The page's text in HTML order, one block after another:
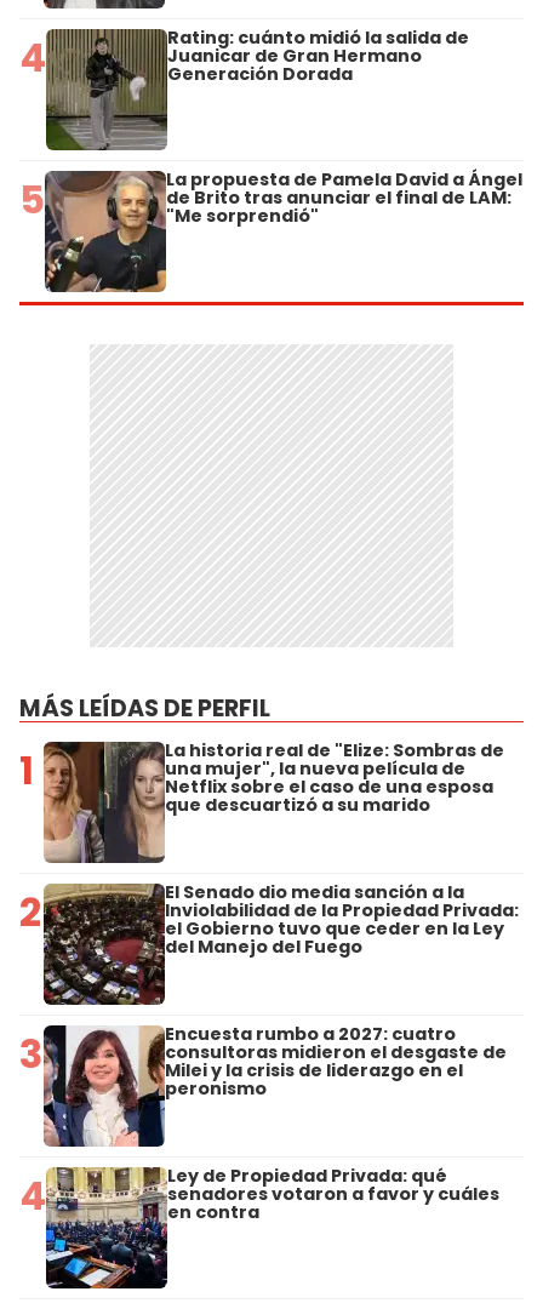
4 Rating: cuánto midió la salida de
Juanicar de Gran Hermano
Generación Dorada
5 La propuesta de Pamela David a Ángel
de Brito tras anunciar el final de LAM:
"Me sorprendió"
MÁS LEÍDAS DE PERFIL
1 La historia real de "Elize: Sombras de
una mujer", la nueva película de
Netflix sobre el caso de una esposa
que descuartizó a su marido
2 El Senado dio media sanción a la
Inviolabilidad de la Propiedad Privada:
el Gobierno tuvo que ceder en la Ley
del Manejo del Fuego
3 Encuesta rumbo a 2027: cuatro
consultoras midieron el desgaste de
Milei y la crisis de liderazgo en el
peronismo
4 Ley de Propiedad Privada: qué
senadores votaron a favor y cuáles
en contra